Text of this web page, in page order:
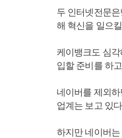
두 인터넷전문
해 혁신을 일으
케이뱅크도 심
입할 준비를 하
네이버를 제외
업계는 보고 있
하지만 네이버